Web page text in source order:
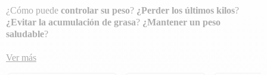
¿Cómo puede controlar su peso? ¿Perder los últimos kilos?
¿Evitar la acumulación de grasa? ¿Mantener un peso
saludable?
Para mantener
Ver más